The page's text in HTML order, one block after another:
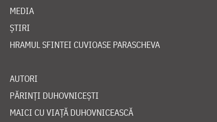
MEDIA
ȘTIRI
HRAMUL SFINTEI CUVIOASE PARASCHEVA
AUTORI
PĂRINȚI DUHOVNICEȘTI
MAICI CU VIAȚĂ DUHOVNICEASCĂ